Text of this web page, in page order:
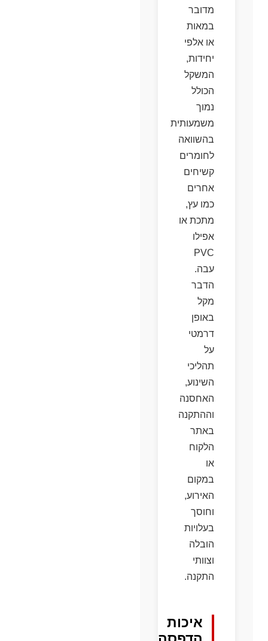
מדובר
במאות
או אלפי
יחידות,
המשקל
הכולל
נמוך
משמעותית
בהשוואה
לחומרים
קשיחים
אחרים
כמו עץ,
מתכת או
אפילו
PVC
עבה.
הדבר
מקל
באופן
דרמטי
על
תהליכי
השינוע,
האחסנה
וההתקנה
באתר
הלקוח
או
במקום
האירוע,
וחוסך
בעלויות
הובלה
וצוותי
התקנה.
איכות